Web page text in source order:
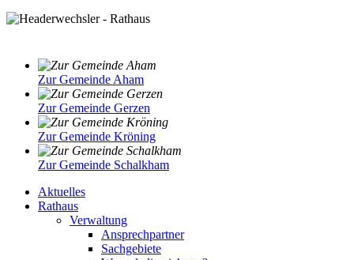
Zur Gemeinde Aham
Zur Gemeinde Gerzen
Zur Gemeinde Kröning
Zur Gemeinde Schalkham
Aktuelles
Rathaus
Verwaltung
Ansprechpartner
Sachgebiete